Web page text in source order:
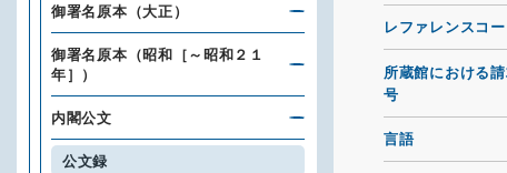
レファレンスコ
所蔵館における
号
言語
御署名原本（大正）
御署名原本（昭和［～昭和２１
年］）
内閣公文
公文録